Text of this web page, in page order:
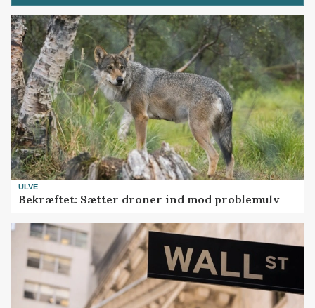
ULVE
Bekræftet: Sætter droner ind mod problemulv